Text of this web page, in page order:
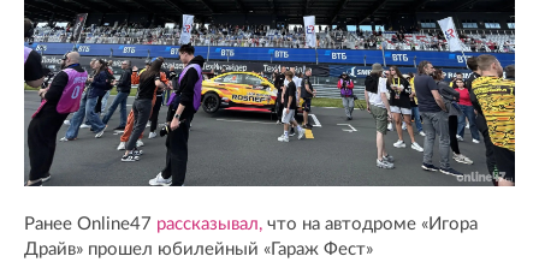
Ранее Online47 рассказывал, что на автодроме «Игора
Драйв» прошел юбилейный «Гараж Фест»